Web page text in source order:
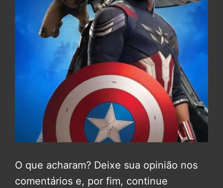
O que acharam? Deixe sua opinião nos
comentários e, por fim, continue